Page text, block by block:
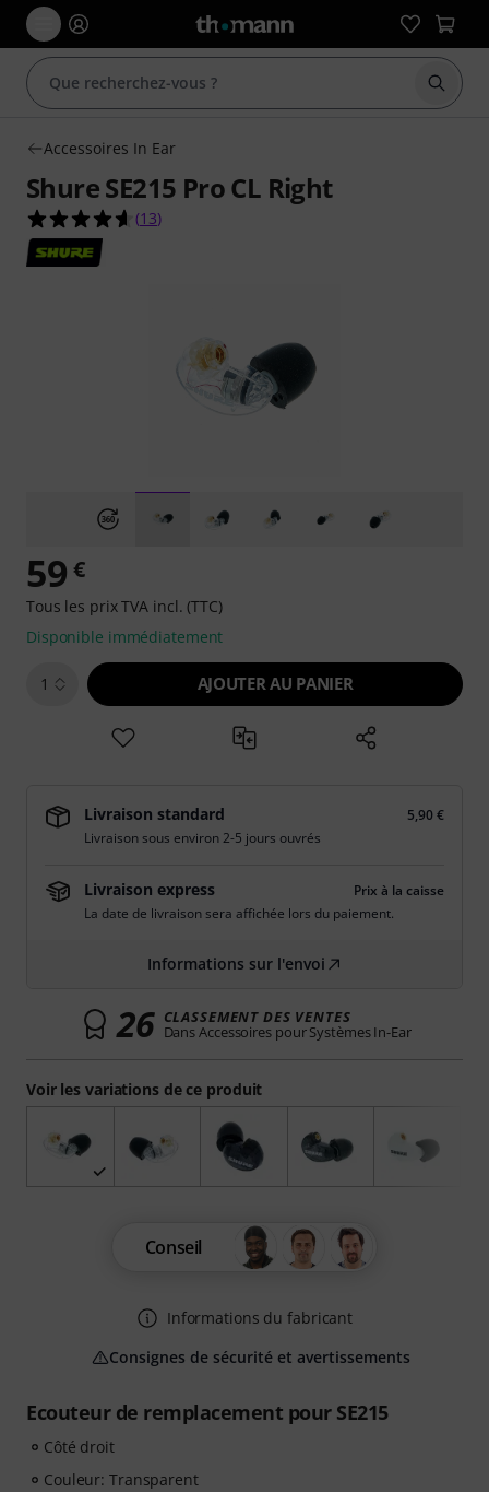
Accessoires In Ear
Shure SE215 Pro CL Right
4.6 étoiles sur 5 d'après 13 évaluations clients
(13)
Ecouteur de remplacement pour SE215
Côté droit
Couleur: Transparent
Voir les variations de ce produit
59 €
Tous les prix TVA incl. (TTC)
Disponible immédiatement
1 AJOUTER AU PANIER
Livraison standard
5,90 €
Livraison sous environ 2-5 jours ouvrés
Livraison express
Prix à la caisse
La date de livraison sera affichée lors du paiement.
Informations sur l'envoi
26 CLASSEMENT DES VENTES
Dans Accessoires pour Systèmes In-Ear
Conseil
Informations du fabricant
Consignes de sécurité et avertissements